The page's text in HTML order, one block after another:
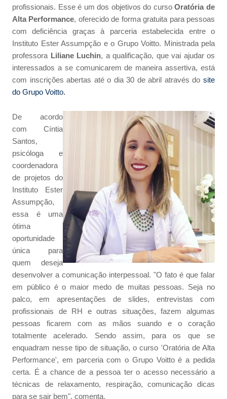
profissionais. Esse é um dos objetivos do cursoOratória de
Alta Performance, oferecido de forma gratuita para pessoas
com deficiência graças à parceria estabelecida entre o
Instituto Ester Assumpção e o Grupo Voitto. Ministrada pela
professora Liliane Luchin, a qualificação, que vai ajudar os
interessados a se comunicarem de maneira assertiva, está
com inscrições abertas até o dia 30 de abril através do site
do Grupo Voitto.
De acordo
com Cíntia
Santos,
psicóloga e
coordenadora
de projetos do
Instituto Ester
Assumpção,
essa é uma
ótima
oportunidade
única para
quem deseja
desenvolver a comunicação interpessoal. "O fato é que falar
em público é o maior medo de muitas pessoas. Seja no
palco, em apresentações de slides, entrevistas com
profissionais de RH e outras situações, fazem algumas
pessoas ficarem com as mãos suando e o coração
totalmente acelerado. Sendo assim, para os que se
enquadram nesse tipo de situação, o curso 'Oratória de Alta
Performance', em parceria com o Grupo Voitto é a pedida
certa. É a chance de a pessoa ter o acesso necessário a
técnicas de relaxamento, respiração, comunicação dicas
para se sair bem", comenta.